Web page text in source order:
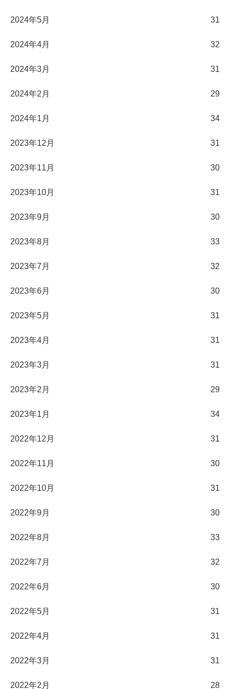
2024年5月 31
2024年4月 32
2024年3月 31
2024年2月 29
2024年1月 34
2023年12月 31
2023年11月 30
2023年10月 31
2023年9月 30
2023年8月 33
2023年7月 32
2023年6月 30
2023年5月 31
2023年4月 31
2023年3月 31
2023年2月 29
2023年1月 34
2022年12月 31
2022年11月 30
2022年10月 31
2022年9月 30
2022年8月 33
2022年7月 32
2022年6月 30
2022年5月 31
2022年4月 31
2022年3月 31
2022年2月 28